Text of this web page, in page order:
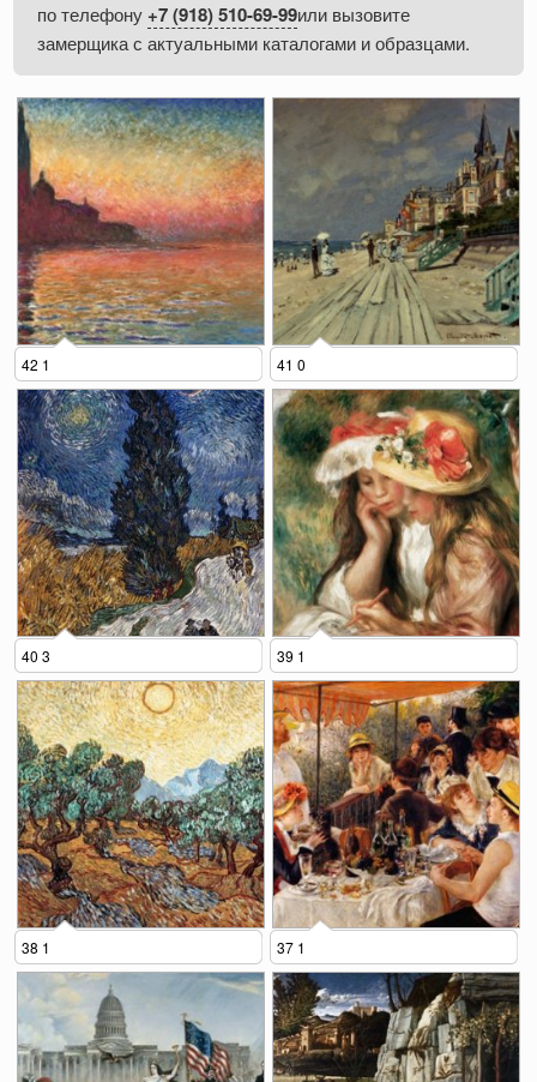
по телефону +7 (918) 510-69-99или вызовите
замерщика с актуальными каталогами и образцами.
42 1 41 0
40 3 39 1
38 1 37 1